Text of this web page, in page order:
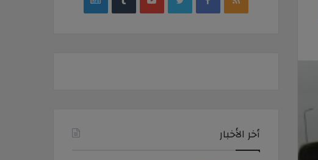
أخر الأخبار